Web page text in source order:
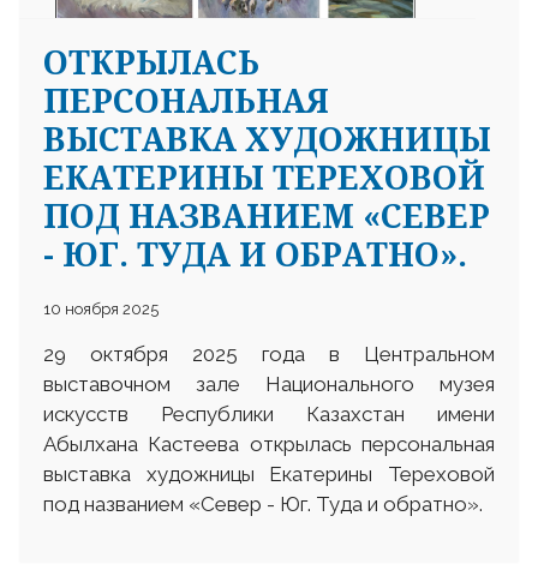
ОТКРЫЛАСЬ
ПЕРСОНАЛЬНАЯ
ВЫСТАВКА ХУДОЖНИЦЫ
ЕКАТЕРИНЫ ТЕРЕХОВОЙ
ПОД НАЗВАНИЕМ «СЕВЕР
- ЮГ. ТУДА И ОБРАТНО».
10 ноября 2025
29 октября 2025 года в Центральном
выставочном зале Национального музея
искусств Республики Казахстан имени
Абылхана Кастеева открылась персональная
выставка художницы Екатерины Тереховой
под названием «Север - Юг. Туда и обратно».